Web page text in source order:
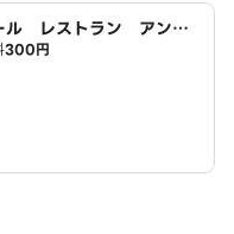
ル レストラン アンド
300円